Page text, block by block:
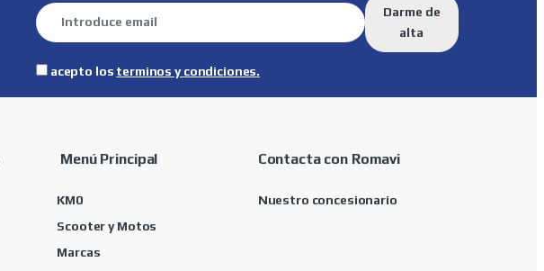
Darme de
alta
acepto los terminos y condiciones.
Menú Principal
KM0
Scooter y Motos
Marcas
Contacta con Romavi
Nuestro concesionario